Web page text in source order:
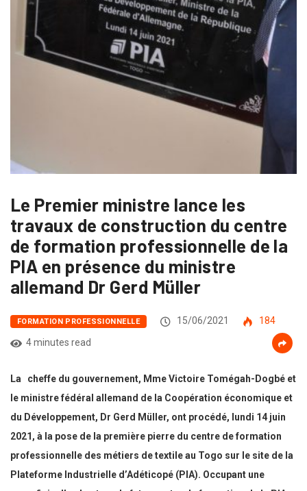
Le Premier ministre lance les
travaux de construction du centre
de formation professionnelle de la
PIA en présence du ministre
allemand Dr Gerd Müller
FORMATION PROFESSIONNELLE 15/06/2021
184
4 minutes read
La cheffe du gouvernement, Mme Victoire Tomégah-Dogbé et
le ministre fédéral allemand de la Coopération économique et
du Développement, Dr Gerd Müller, ont procédé, lundi 14 juin
2021, à la pose de la première pierre du centre de formation
professionnelle des métiers de textile au Togo sur le site de la
Plateforme Industrielle d’Adéticopé (PIA). Occupant une